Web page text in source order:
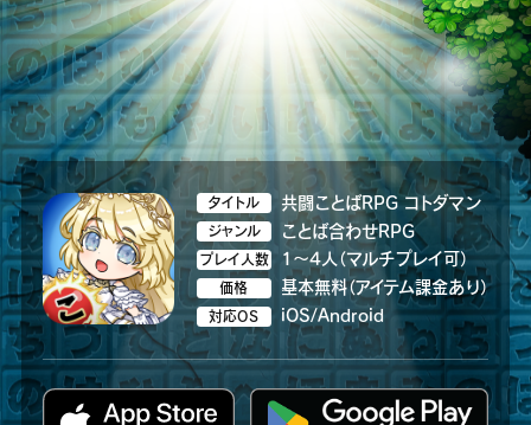
タイトル 共闘ことばRPG コトダマン
ジャンル ことば合わせRPG
プレイ人数 1～4人（マルチプレイ可）
価格 基本無料（アイテム課金あり）
対応OS iOS/Android